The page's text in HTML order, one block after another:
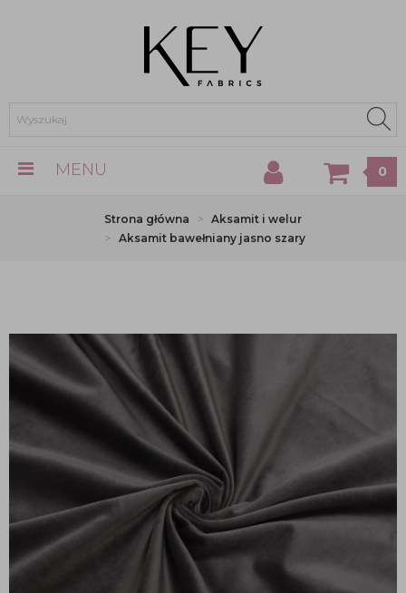
MENU 0
Strona główna
Aksamit i welur
Aksamit bawełniany jasno szary